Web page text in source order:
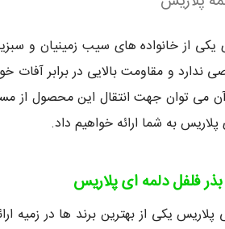
یکی از خانواده های سیب زمینیان و
ندارد و مقاومت بالایی در برابر آفات
می توان جهت انتقال این محصول از
پلاریس به شما ارائه خواهیم داد.
فلفل دلمه ای پلاریس